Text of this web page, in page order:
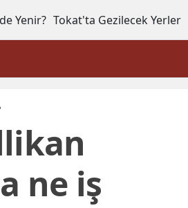
Yenir? Tokat'ta Gezilecek Yerler
ne iş